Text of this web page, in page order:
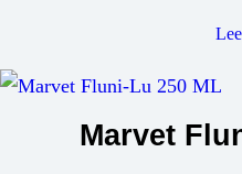
Marvet